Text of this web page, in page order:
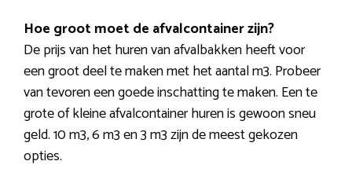
Hoe groot moet de afvalcontainer zijn?
De prijs van het huren van afvalbakken heeft voor
een groot deel te maken met het aantal m3. Probeer
van tevoren een goede inschatting te maken. Een te
grote of kleine afvalcontainer huren is gewoon sneu
geld. 10 m3, 6 m3 en 3 m3 zijn de meest gekozen
opties.